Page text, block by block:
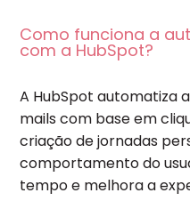
Como funciona a
com a HubSpot?
A HubSpot automatiza
mails com base em
criação de jornadas
comportamento do
tempo e melhora a